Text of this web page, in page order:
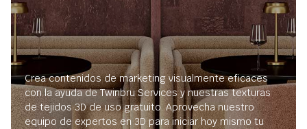
Crea contenidos de marketing visualmente eficaces
con la ayuda de Twinbru Services y nuestras texturas
de tejidos 3D de uso gratuito. Aprovecha nuestro
equipo de expertos en 3D para iniciar hoy mismo tu